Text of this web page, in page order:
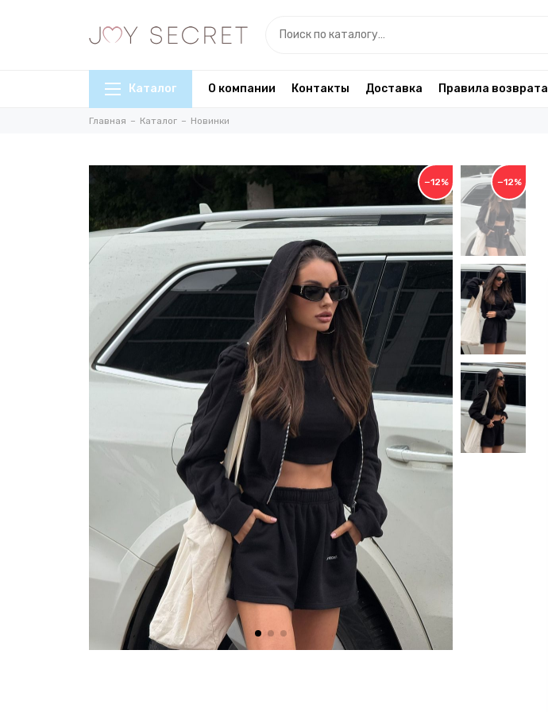
Каталог О компании Контакты Доставка Правила возврата
Главная Каталог Новинки
−12%
−12%